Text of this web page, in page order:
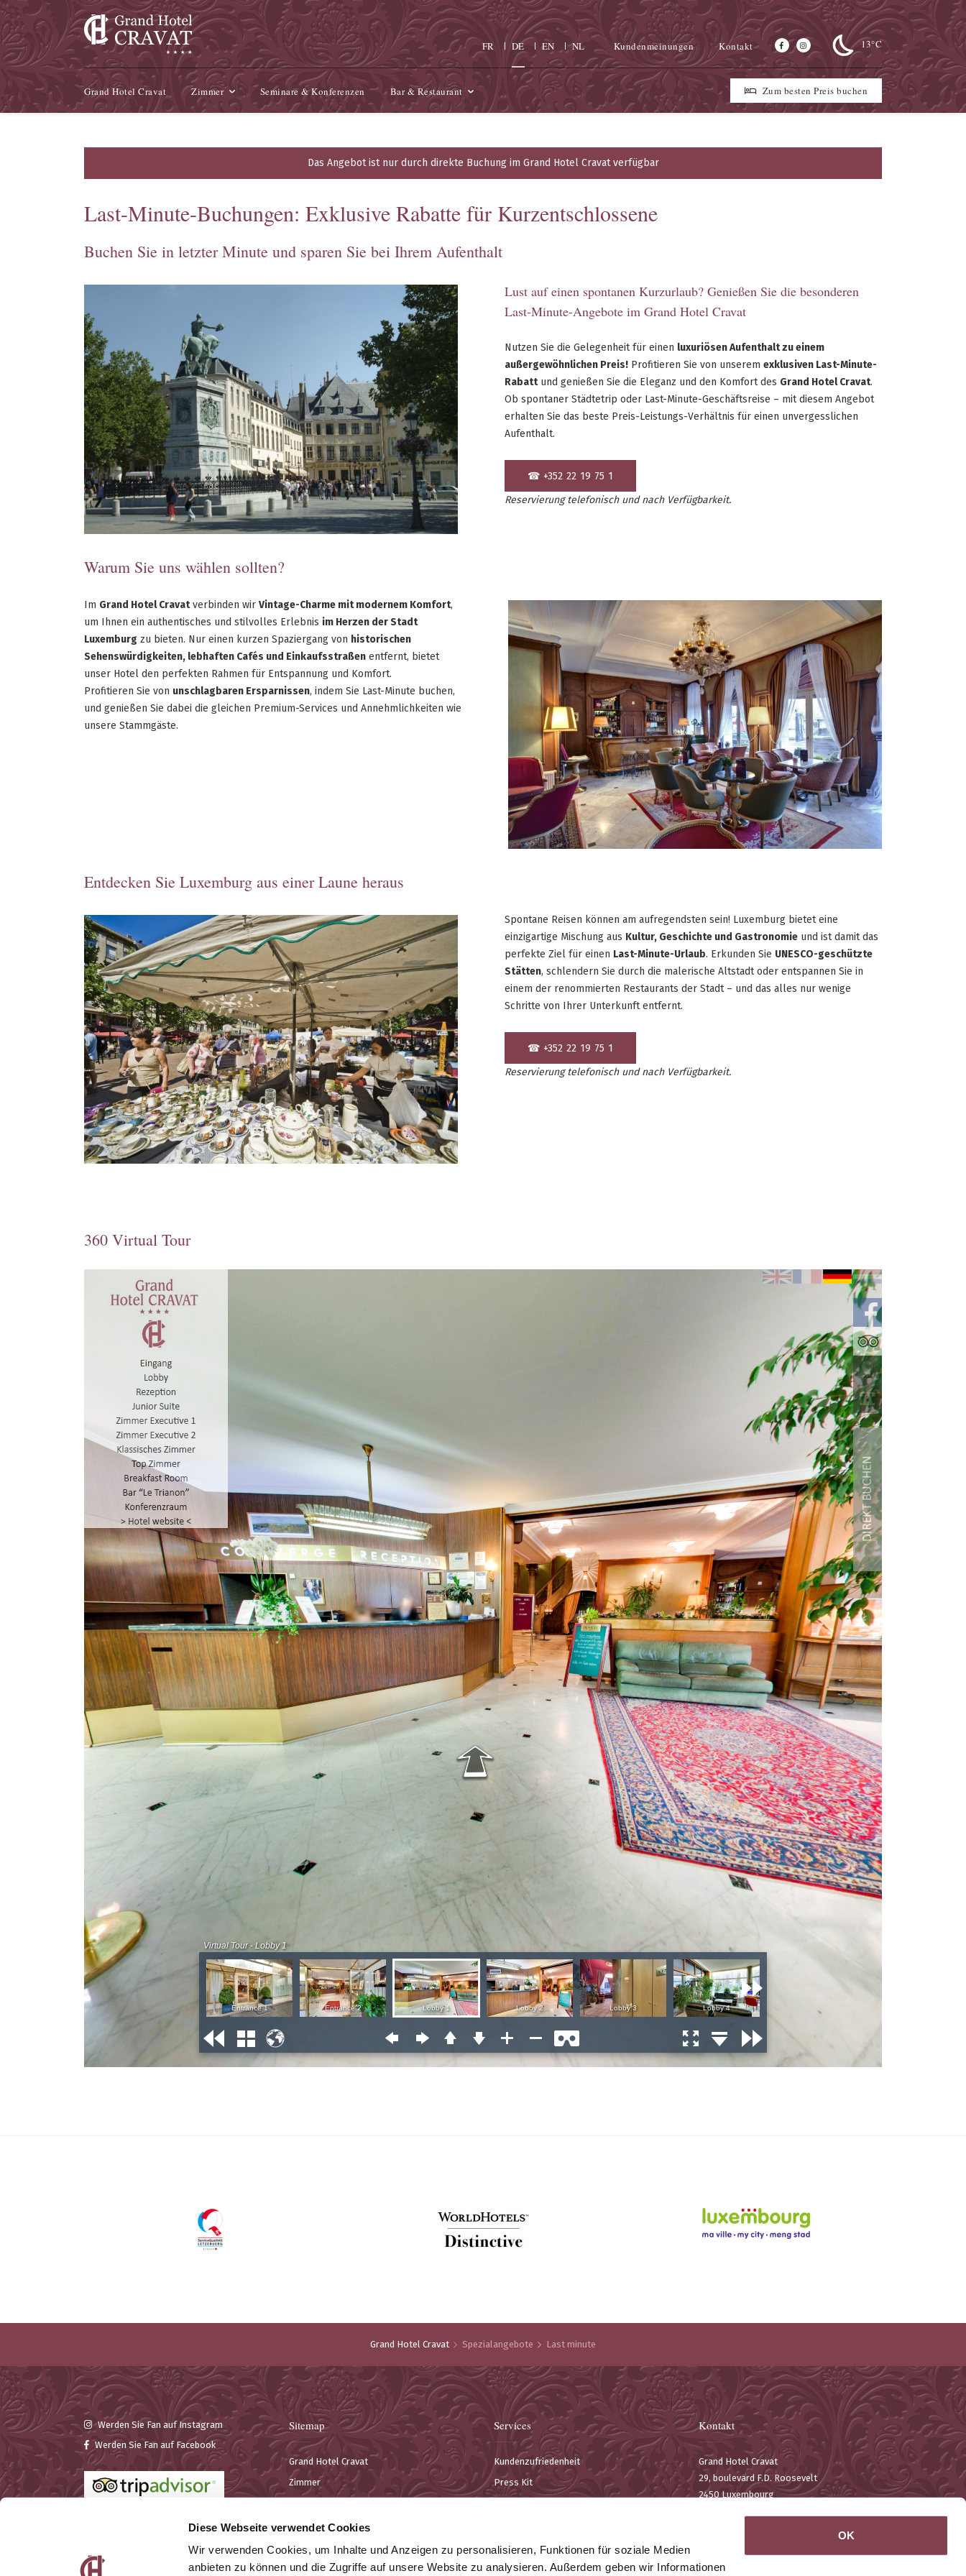
Diese Webseite verwendet Cookies
Wir verwenden Cookies, um Inhalte und Anzeigen zu personalisieren, Funktionen für soziale Medien
anbieten zu können und die Zugriffe auf unsere Website zu analysieren. Außerdem geben wir Informationen
OK
FR DE EN NL Kundenmeinungen Kontakt 13°C
Grand Hotel Cravat Zimmer Seminare & Konferenzen Bar & Restaurant Zum besten Preis buchen
Das Angebot ist nur durch direkte Buchung im Grand Hotel Cravat verfügbar
Last-Minute-Buchungen: Exklusive Rabatte für Kurzentschlossene
Buchen Sie in letzter Minute und sparen Sie bei Ihrem Aufenthalt
Lust auf einen spontanen Kurzurlaub? Genießen Sie die besonderen
Last-Minute-Angebote im Grand Hotel Cravat
Nutzen Sie die Gelegenheit für einen luxuriösen Aufenthalt zu einem
außergewöhnlichen Preis! Profitieren Sie von unserem exklusiven Last-Minute-
Rabattund genießen Sie die Eleganz und den Komfort des Grand Hotel Cravat.
Ob spontaner Städtetrip oder Last-Minute-Geschäftsreise – mit diesem Angebot
erhalten Sie das beste Preis-Leistungs-Verhältnis für einen unvergesslichen
Aufenthalt.
☎ +352 22 19 75 1
Reservierung telefonisch und nach Verfügbarkeit.
Warum Sie uns wählen sollten?
Im Grand Hotel Cravatverbinden wir Vintage-Charme mit modernem Komfort,
um Ihnen ein authentisches und stilvolles Erlebnis im Herzen der Stadt
Luxemburg zu bieten. Nur einen kurzen Spaziergang von historischen
Sehenswürdigkeiten, lebhaften Cafés und Einkaufsstraßen entfernt, bietet
unser Hotel den perfekten Rahmen für Entspannung und Komfort.
Profitieren Sie von unschlagbaren Ersparnissen, indem Sie Last-Minute buchen,
und genießen Sie dabei die gleichen Premium-Services und Annehmlichkeiten wie
unsere Stammgäste.
Entdecken Sie Luxemburg aus einer Laune heraus
Spontane Reisen können am aufregendsten sein! Luxemburg bietet eine
einzigartige Mischung aus Kultur, Geschichte und Gastronomie und ist damit das
perfekte Ziel für einen Last-Minute-Urlaub. Erkunden Sie UNESCO-geschützte
Stätten, schlendern Sie durch die malerische Altstadt oder entspannen Sie in
einem der renommierten Restaurants der Stadt – und das alles nur wenige
Schritte von Ihrer Unterkunft entfernt.
☎ +352 22 19 75 1
Reservierung telefonisch und nach Verfügbarkeit.
360 Virtual Tour
Grand Hotel Cravat Spezialangebote Last minute
Werden Sie Fan auf Instagram
Werden Sie Fan auf Facebook
Sitemap
Grand Hotel Cravat
Zimmer
Bar & Restaurant
Services
Kundenzufriedenheit
Press Kit
Kontakt
Grand Hotel Cravat
29, boulevard F.D. Roosevelt
2450 Luxembourg